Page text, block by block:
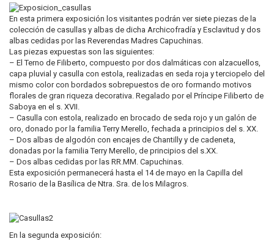
En esta primera exposición los visitantes podrán ver siete piezas de la
colección de casullas y albas de dicha Archicofradía y Esclavitud y dos
albas cedidas por las Reverendas Madres Capuchinas.
Las piezas expuestas son las siguientes:
– El Terno de Filiberto, compuesto por dos dalmáticas con alzacuellos,
capa pluvial y casulla con estola, realizadas en seda roja y terciopelo del
mismo color con bordados sobrepuestos de oro formando motivos
florales de gran riqueza decorativa. Regalado por el Príncipe Filiberto de
Saboya en el s. XVII.
– Casulla con estola, realizado en brocado de seda rojo y un galón de
oro, donado por la familia Terry Merello, fechada a principios del s. XX.
– Dos albas de algodón con encajes de Chantilly y de cadeneta,
donadas por la familia Terry Merello, de principios del s.XX.
– Dos albas cedidas por las RR.MM. Capuchinas.
Esta exposición permanecerá hasta el 14 de mayo en la Capilla del
Rosario de la Basílica de Ntra. Sra. de los Milagros.
En la segunda exposición: